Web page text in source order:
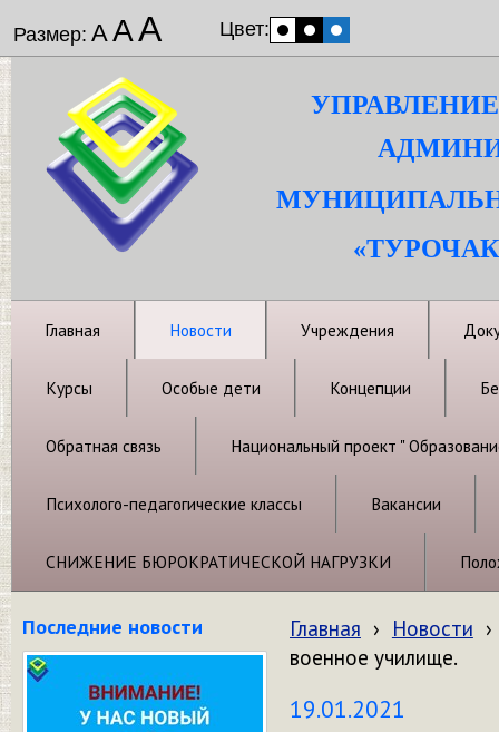
Размер: ААА Цвет:
Главная Новости Учреждения
Курсы Особые дети Концепции
Обратная связь Национальный проект "
Психолого-педагогические классы Вакансии
СНИЖЕНИЕ БЮРОКРАТИЧЕСКОЙ НАГРУЗКИ
Последние новости Главная › Новости ›
военное училище.
19.01.2021